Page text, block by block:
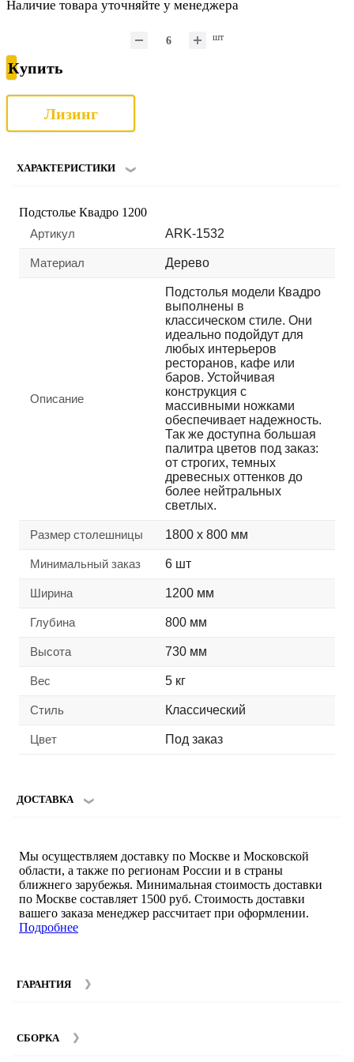
Наличие товара уточняйте у менеджера
шт
Купить
Лизинг
ХАРАКТЕРИСТИКИ
Подстолье Квадро 1200
Артикул
ARK-1532
Материал Дерево
Описание
Подстолья модели Квадро
выполнены в
классическом стиле. Они
идеально подойдут для
любых интерьеров
ресторанов, кафе или
баров. Устойчивая
конструкция с
массивными ножками
обеспечивает надежность.
Так же доступна большая
палитра цветов под заказ:
от строгих, темных
древесных оттенков до
более нейтральных
светлых.
Размер столешницы 1800 х 800 мм
Минимальный заказ 6 шт
Ширина 1200 мм
Глубина 800 мм
Высота 730 мм
Вес 5 кг
Стиль Классический
Цвет Под заказ
ДОСТАВКА
Мы осуществляем доставку по Москве и Московской
области, а также по регионам России и в страны
ближнего зарубежья. Минимальная стоимость доставки
по Москве составляет 1500 руб. Стоимость доставки
вашего заказа менеджер рассчитает при оформлении.
Подробнее
ГАРАНТИЯ
составляет 12 месяцев с момента покупки при
СБОРКА